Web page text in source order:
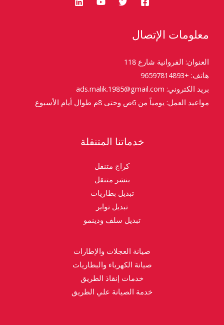
معلومات الإتصال
العنوان: الفروانية شارع 118
هاتف: +96597814893
بريد الكتروني: ads.malik.1985@gmail.com
مواعيد العمل: يومياً من 6ص وحتى 8م طوال أيام الأسبوع
خدماتنا المتنقلة
كراج متنقل
بنشر متنقل
تبديل بطاريات
تبديل تواير
تبديل سلف ودينمو
صيانة العجلات والإطارات
صيانة الكهرباء والبطاريات
خدمات إنقاذ الطريق
خدمة الصيانة علي الطريق